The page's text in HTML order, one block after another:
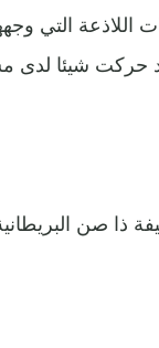
اللاذعة التي
ذا صن